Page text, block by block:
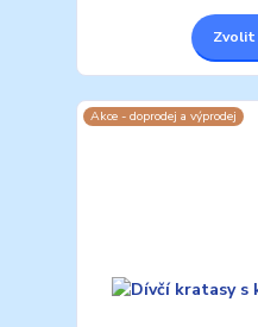
Akce - doprodej a výprodej